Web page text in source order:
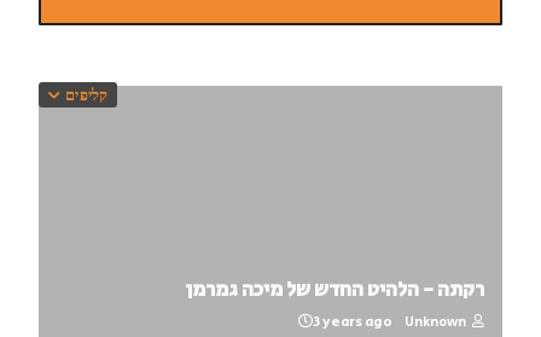
קליפים
רקתה - הלהיט החדש של מיכה גמרמן
Unknown
3 years ago